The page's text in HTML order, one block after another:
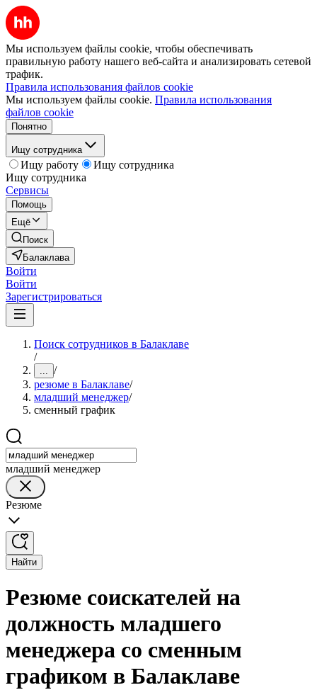
Мы используем файлы cookie, чтобы обеспечивать
правильную работу нашего веб-сайта и анализировать сетевой
трафик.
Правила использования файлов cookie
Мы используем файлы cookie. Правила использования
файлов cookie
Понятно
Ищу сотрудника
Ищу работу
Ищу сотрудника
Ищу сотрудника
Сервисы
Помощь
Ещё
Поиск
Балаклава
Войти
Войти
Зарегистрироваться
Поиск сотрудников в Балаклаве
/
... /
резюме в Балаклаве/
младший менеджер/
сменный график
младший менеджер
Резюме
Найти
Резюме соискателей на
должность младшего
менеджера со сменным
графиком в Балаклаве